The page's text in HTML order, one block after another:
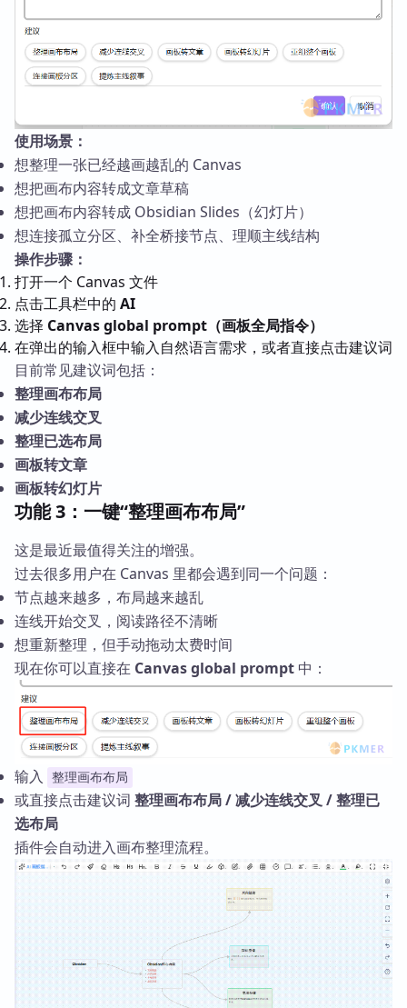
使用场景：
想整理一张已经越画越乱的 Canvas
想把画布内容转成文章草稿
想把画布内容转成 Obsidian Slides（幻灯片）
想连接孤立分区、补全桥接节点、理顺主线结构
操作步骤：
打开一个 Canvas 文件
点击工具栏中的 AI
选择 Canvas global prompt（画板全局指令）
在弹出的输入框中输入自然语言需求，或者直接点击建议词
目前常见建议词包括：
整理画布布局
减少连线交叉
整理已选布局
画板转文章
画板转幻灯片
功能 3：一键“整理画布布局”
这是最近最值得关注的增强。
过去很多用户在 Canvas 里都会遇到同一个问题：
节点越来越多，布局越来越乱
连线开始交叉，阅读路径不清晰
想重新整理，但手动拖动太费时间
现在你可以直接在 Canvas global prompt 中：
输入 整理画布布局
或直接点击建议词 整理画布布局 / 减少连线交叉 / 整理已
选布局
插件会自动进入画布整理流程。